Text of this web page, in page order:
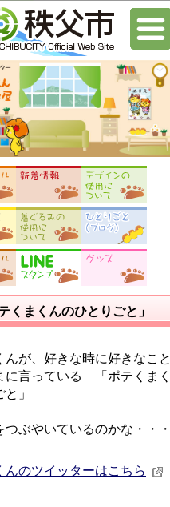
くまくんのひとりごと」
が、好きな時に好きなこと
に言っている 「ポテくまく
」
ぶやいているのかな・・・
んのツイッターはこちら